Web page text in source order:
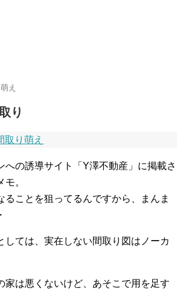
え
り
取り萌え
への誘導サイト「Y澤不動産」に掲載さ
。
ることを狙ってるんですから、まんま
しては、実在しない間取り図はノーカ
家は悪くないけど、あそこで用を足す